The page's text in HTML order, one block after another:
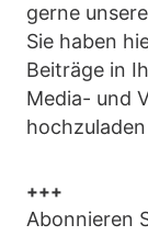
gerne
Sie haben
Beiträge in
Media- und
+++
Abonnieren